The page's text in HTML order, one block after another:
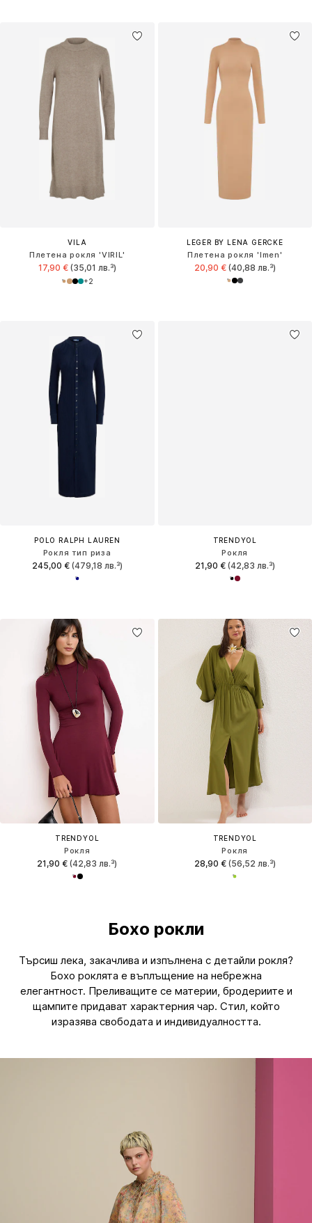
VILA
Плетена рокля 'VIRIL'
17,90 €(35,01 лв.³)
+2
LEGER BY LENA GERCKE
Плетена рокля 'Imen'
20,90 €(40,88 лв.³)
POLO RALPH LAUREN
Рокля тип риза
245,00 €(479,18 лв.³)
TRENDYOL
Рокля
21,90 €(42,83 лв.³)
TRENDYOL
Рокля
21,90 € (42,83 лв.³)
TRENDYOL
Рокля
28,90 €(56,52 лв.³)
Бохо рокли
Търсиш лека, закачлива и изпълнена с детайли рокля?
Бохо роклята е въплъщение на небрежна
елегантност. Преливащите се материи, бродериите и
щампите придават характерния чар. Стил, който
изразява свободата и индивидуалността.